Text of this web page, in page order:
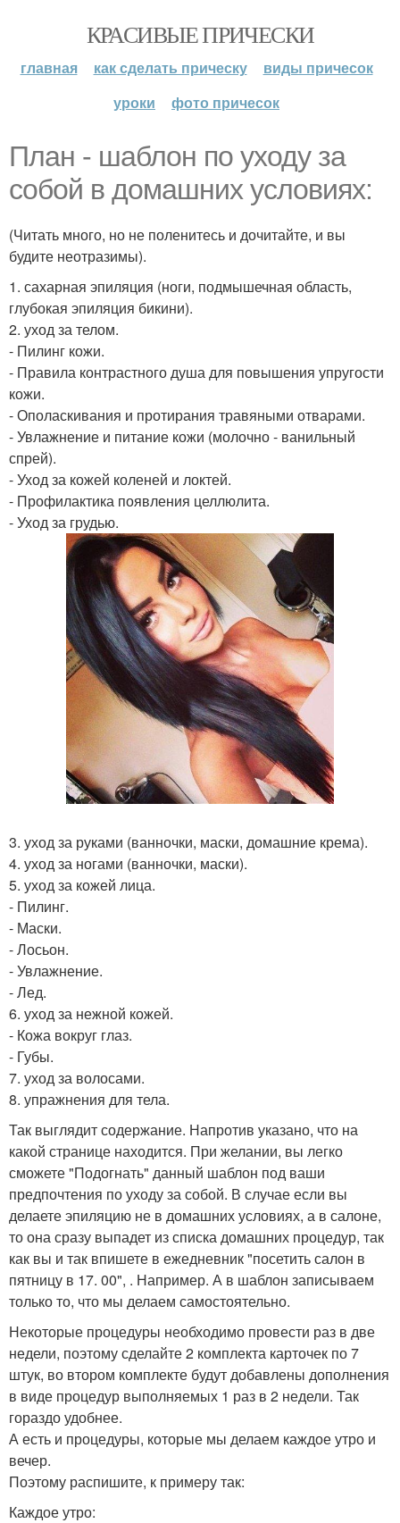
КРАСИВЫЕ ПРИЧЕСКИ
главная как сделать прическу
виды причесок
уроки
фото причесок
План - шаблон по уходу за
собой в домашних условиях:
(Читать много, но не поленитесь и дочитайте, и вы
будите неотразимы).
1. сахарная эпиляция (ноги, подмышечная область,
глубокая эпиляция бикини).
2. уход за телом.
- Пилинг кожи.
- Правила контрастного душа для повышения упругости
кожи.
- Ополаскивания и протирания травяными отварами.
- Увлажнение и питание кожи (молочно - ванильный
спрей).
- Уход за кожей коленей и локтей.
- Профилактика появления целлюлита.
- Уход за грудью.
3. уход за руками (ванночки, маски, домашние крема).
4. уход за ногами (ванночки, маски).
5. уход за кожей лица.
- Пилинг.
- Маски.
- Лосьон.
- Увлажнение.
- Лед.
6. уход за нежной кожей.
- Кожа вокруг глаз.
- Губы.
7. уход за волосами.
8. упражнения для тела.
Так выглядит содержание. Напротив указано, что на
какой странице находится. При желании, вы легко
сможете "Подогнать" данный шаблон под ваши
предпочтения по уходу за собой. В случае если вы
делаете эпиляцию не в домашних условиях, а в салоне,
то она сразу выпадет из списка домашних процедур, так
как вы и так впишете в ежедневник "посетить салон в
пятницу в 17. 00", . Например. А в шаблон записываем
только то, что мы делаем самостоятельно.
Некоторые процедуры необходимо провести раз в две
недели, поэтому сделайте 2 комплекта карточек по 7
штук, во втором комплекте будут добавлены дополнения
в виде процедур выполняемых 1 раз в 2 недели. Так
гораздо удобнее.
А есть и процедуры, которые мы делаем каждое утро и
вечер.
Поэтому распишите, к примеру так:
Каждое утро: